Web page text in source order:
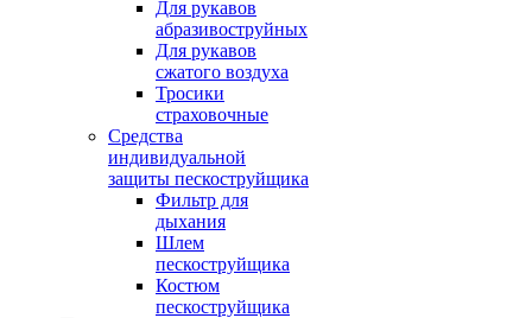
Для рукавов
абразивоструйных
Для рукавов
сжатого воздуха
Тросики
страховочные
Средства
индивидуальной
защиты пескоструйщика
Фильтр для
дыхания
Шлем
пескоструйщика
Костюм
пескоструйщика